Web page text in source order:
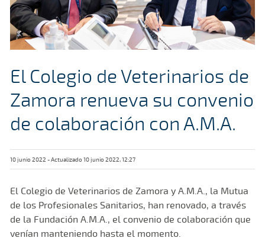
El Colegio de Veterinarios de
Zamora renueva su convenio
de colaboración con A.M.A.
10 junio 2022 - Actualizado 10 junio 2022, 12:27
El Colegio de Veterinarios de Zamora y A.M.A., la Mutua
de los Profesionales Sanitarios, han renovado, a través
de la Fundación A.M.A., el convenio de colaboración que
venían manteniendo hasta el momento.